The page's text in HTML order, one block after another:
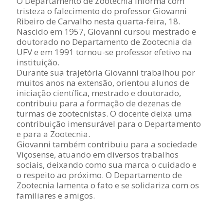
tristeza o falecimento do professor Giovanni
Ribeiro de Carvalho nesta quarta-feira, 18.
Nascido em 1957, Giovanni cursou mestrado e
doutorado no Departamento de Zootecnia da
UFV e em 1991 tornou-se professor efetivo na
instituição.
Durante sua trajetória Giovanni trabalhou por
muitos anos na extensão, orientou alunos de
iniciação científica, mestrado e doutorado,
contribuiu para a formação de dezenas de
turmas de zootecnistas. O docente deixa uma
contribuição imensurável para o Departamento
e para a Zootecnia.
Giovanni também contribuiu para a sociedade
Viçosense, atuando em diversos trabalhos
sociais, deixando como sua marca o cuidado e
o respeito ao próximo. O Departamento de
Zootecnia lamenta o fato e se solidariza com os
familiares e amigos.